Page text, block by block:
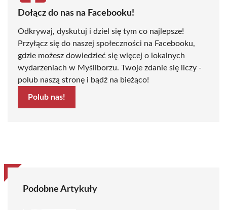
Dołącz do nas na Facebooku!
Odkrywaj, dyskutuj i dziel się tym co najlepsze!
Przyłącz się do naszej społeczności na Facebooku,
gdzie możesz dowiedzieć się więcej o lokalnych
wydarzeniach w Myśliborzu. Twoje zdanie się liczy -
polub naszą stronę i bądź na bieżąco!
Polub nas!
Podobne Artykuły